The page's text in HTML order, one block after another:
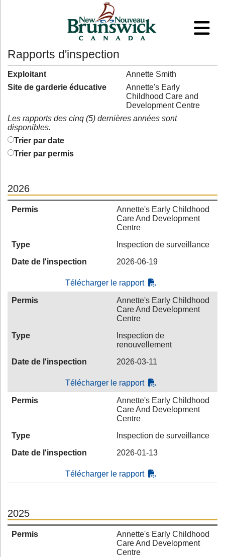
Rapports d'inspection
Exploitant
Annette Smith
Site de garderie éducative
Annette's Early
Childhood Care and
Development Centre
Les rapports des cinq (5) dernières années sont
disponibles.
Trier par date
Trier par permis
2026
Permis
Annette's Early Childhood
Care And Development
Centre
Type
Inspection de surveillance
Date de l'inspection
2026-06-19
Télécharger le rapport
Permis
Annette's Early Childhood
Care And Development
Centre
Type
Inspection de
renouvellement
Date de l'inspection
2026-03-11
Télécharger le rapport
Permis
Annette's Early Childhood
Care And Development
Centre
Type
Inspection de surveillance
Date de l'inspection
2026-01-13
Télécharger le rapport
2025
Permis
Annette's Early Childhood
Care And Development
Centre